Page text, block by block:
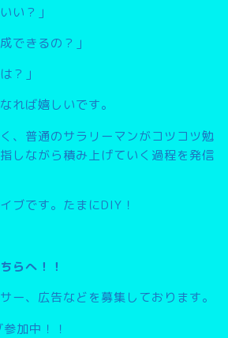
い？」
できるの？」
？」
れば嬉しいです。
、普通のサラリーマンがコツコツ勉
しながら積み上げていく過程を発信
ブです。たまにDIY！
らへ！！
ー、広告などを募集しております。
加中！！